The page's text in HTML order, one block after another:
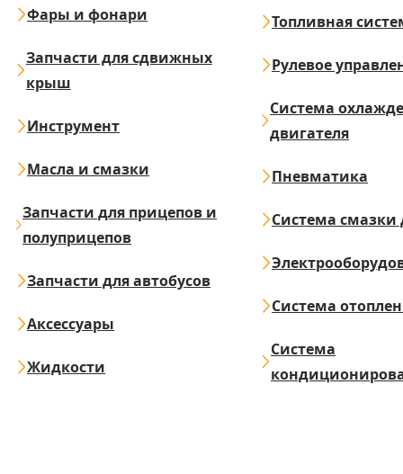
Фары и фонари
Запчасти для сдвижных
крыш
Инструмент
Масла и смазки
Запчасти для прицепов и
полуприцепов
Запчасти для автобусов
Аксессуары
Жидкости
Топливная
Рулевое
Система
двигателя
Пневматика
Система смазки
Система
Система